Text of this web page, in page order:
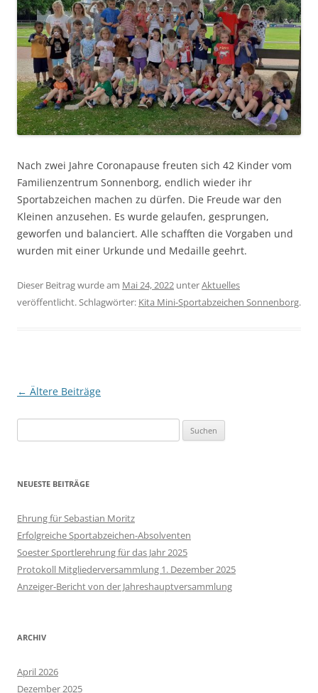
Nach zwei Jahre Coronapause freuten sich 42 Kinder vom
Familienzentrum Sonnenborg, endlich wieder ihr
Sportabzeichen machen zu dürfen. Die Freude war den
Kleinen anzusehen. Es wurde gelaufen, gesprungen,
geworfen und balanciert. Alle schafften die Vorgaben und
wurden mit einer Urkunde und Medaille geehrt.
Dieser Beitrag wurde am Mai 24, 2022 unterAktuelles
veröffentlicht. Schlagwörter: Kita Mini-Sportabzeichen Sonnenborg.
Beitragsnavigation
← Ältere Beiträge
nach:
NEUESTE BEITRÄGE
Ehrung für Sebastian Moritz
Erfolgreiche Sportabzeichen-Absolventen
Soester Sportlerehrung für das Jahr 2025
Protokoll Mitgliederversammlung 1. Dezember 2025
Anzeiger-Bericht von der Jahreshauptversammlung
ARCHIV
April 2026
Dezember 2025